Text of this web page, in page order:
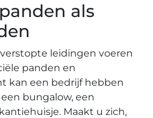
als
leidingen voeren
panden en
kan een bedrijf hebben
bungalow, een
Maakt u zich,